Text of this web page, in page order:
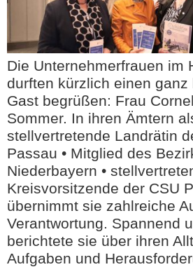
Die Unternehmerfrauen im
durften kürzlich einen ganz
Gast begrüßen: Frau
Sommer. In ihren Ämtern
stellvertretende Landrätin
Passau • Mitglied des
Niederbayern •
Kreisvorsitzende der CSU
übernimmt sie zahlreiche
Verantwortung. Spannend
berichtete sie über ihren
Aufgaben und